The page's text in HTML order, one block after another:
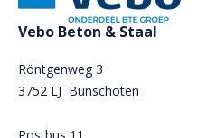
Vebo Beton & Staal
Röntgenweg 3
3752 LJ Bunschoten
Postbus 11